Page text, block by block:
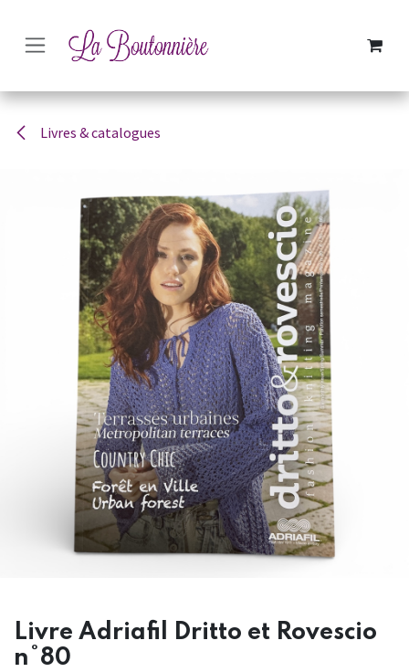
Livres & catalogues
Livre Adriafil Dritto et Rovescio
n°80